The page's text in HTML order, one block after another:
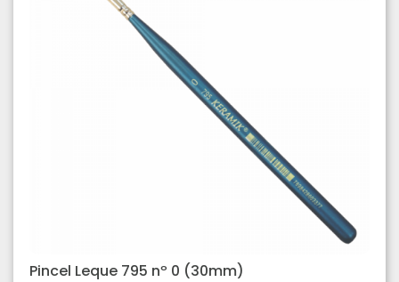
Pincel Leque 795 nº 0 (30mm)